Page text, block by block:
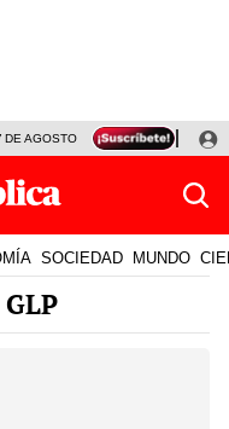
DE AGOSTO TINKA RESULTADOS
SOCIEDAD MUNDO